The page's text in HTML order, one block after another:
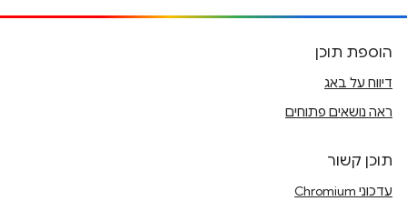
הוספת תוכן
דיווח על באג
ראה נושאים פתוחים
תוכן קשור
עדכוני Chromium